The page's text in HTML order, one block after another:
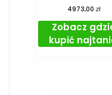
4973,00 zł
Zobacz
kupić